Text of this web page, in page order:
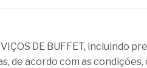
DE BUFFET, incluindo
de acordo com as